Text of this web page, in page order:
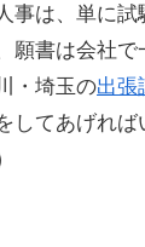
事は、単に試
願書は会社で
・埼玉の出張
してあげれば